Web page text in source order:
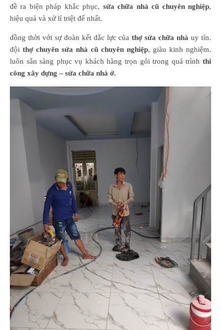
đề ra biện pháp khắc phục, sửa chữa nhà cũ chuyên nghiệp,
hiệu quả và xử lí triệt để nhất.
đồng thời với sự đoàn kết đắc lực củathợ sửa chữa nhà uy tín.
đội thợ chuyên sửa nhà cũ chuyên nghiệp, giàu kinh nghiệm.
luôn sẵn sàng phục vụ khách hàng trọn gói trong quá trình thi
công xây dựng – sửa chữa nhà ở.